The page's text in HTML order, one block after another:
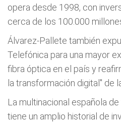
opera desde 1998, con
cerca de los 100.000
Álvarez-Pallete también
Telefónica para una mayor
fibra óptica en el país y
la transformación digital" de
La multinacional española
tiene un amplio historial de